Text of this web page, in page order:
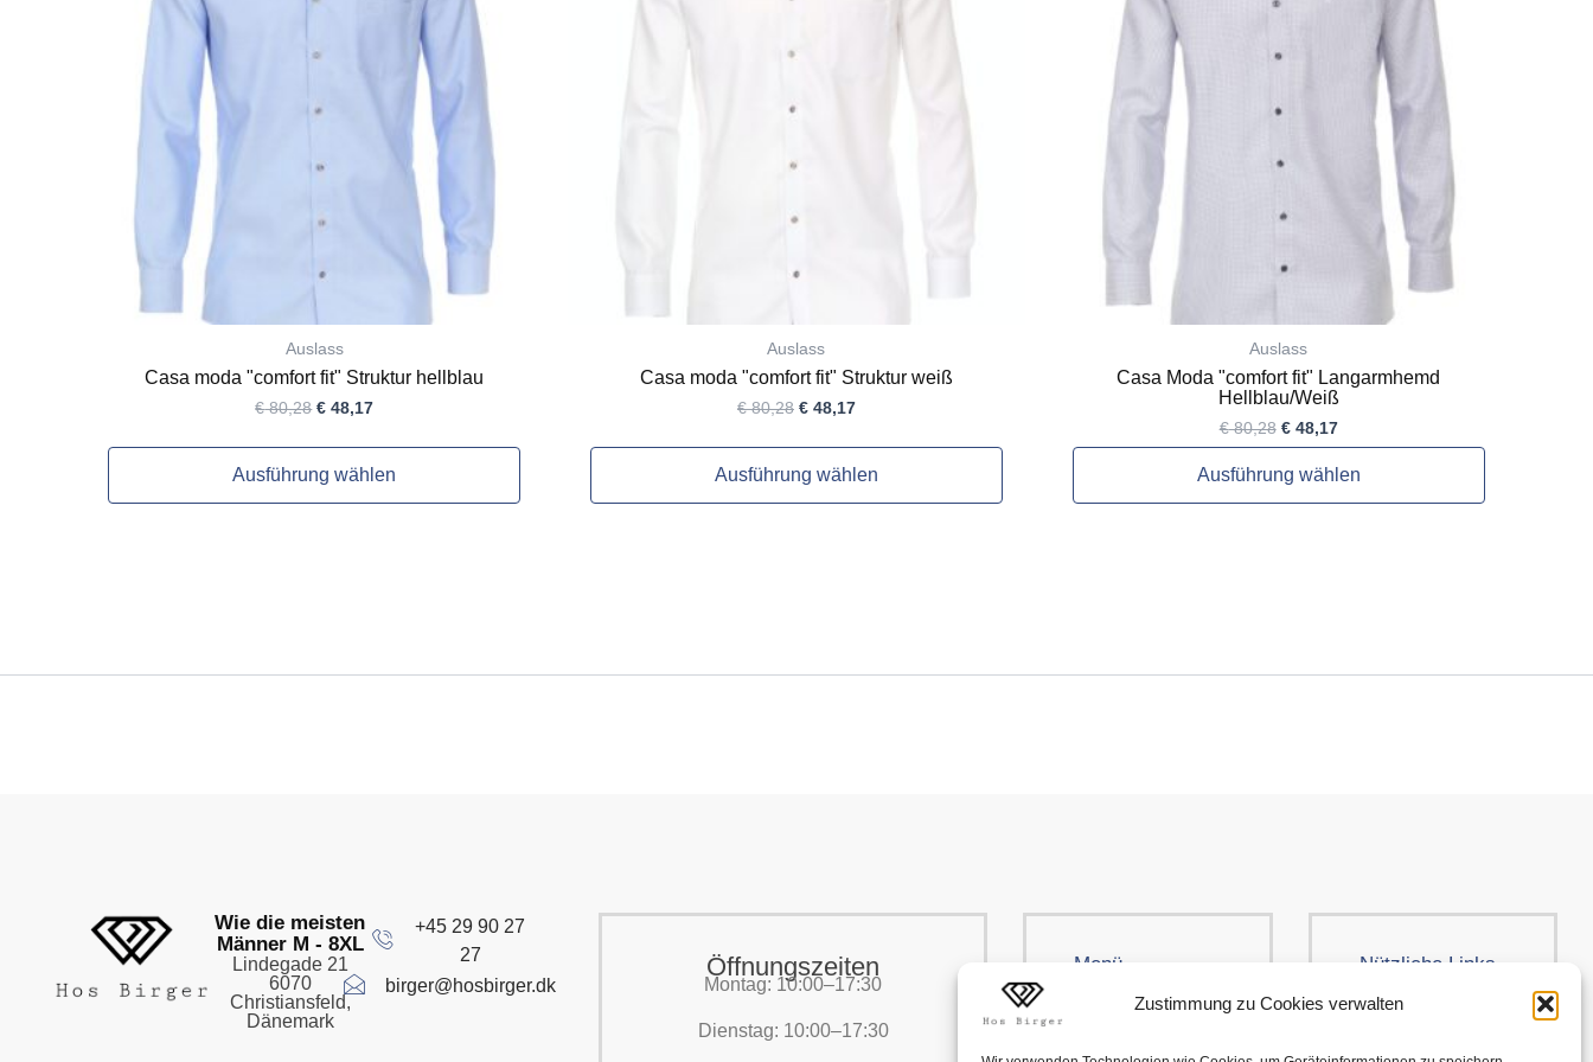
Zustimmung zu Cookies verwalten
Auslass
Casa moda "comfort fit" Struktur hellblau
€80,28 € 48,17
Ausführung wählen
Optionen
Produktseite
werden
Auslass
Casa moda "comfort fit" Struktur weiß
€80,28 €48,17
Ausführung wählen
Auslass
Casa Moda "comfort fit" Langarmhemd
Hellblau/Weiß
€80,28 €48,17
Ausführung wählen
können
Produktseite
Wie die meisten
Männer M - 8XL
Lindegade 21
6070
Christiansfeld,
Dänemark
+45 29 90 27
27
birger@hosbirger.dk
Öffnungszeiten
Montag: 10:00–17:30
Dienstag: 10:00–17:30
Menü Nützliche Links